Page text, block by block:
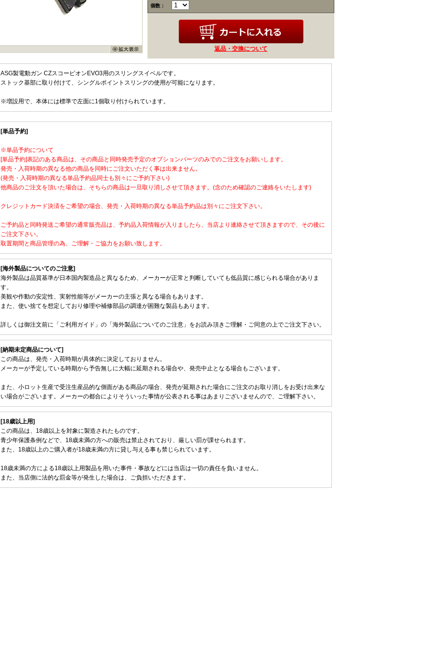
個数：
返品・交換について
ASG製電動ガン CZスコーピオンEVO3用のスリングスイベルです。
ストック基部に取り付けて、シングルポイントスリングの使用が可能になります。
※増設用で、本体には標準で左面に1個取り付けられています。
[単品予約]
※単品予約について
[単品予約]表記のある商品は、その商品と同時発売予定のオプションパーツのみでのご注文をお願いします。
発売・入荷時期の異なる他の商品を同時にご注文いただく事は出来ません。
(発売・入荷時期の異なる単品予約品同士も別々にご予約下さい)
他商品のご注文を頂いた場合は、そちらの商品は一旦取り消しさせて頂きます。(念のため確認のご連絡をいたします)
クレジットカード決済をご希望の場合、発売・入荷時期の異なる単品予約品は別々にご注文下さい。
ご予約品と同時発送ご希望の通常販売品は、予約品入荷情報が入りましたら、当店より連絡させて頂きますので、その後に
ご注文下さい。
取置期間と商品管理の為、ご理解・ご協力をお願い致します。
[海外製品についてのご注意]
海外製品は品質基準が日本国内製造品と異なるため、メーカーが正常と判断していても低品質に感じられる場合がありま
す。
美観や作動の安定性、実射性能等がメーカーの主張と異なる場合もあります。
また、使い捨てを想定しており修理や補修部品の調達が困難な製品もあります。
詳しくは御注文前に「ご利用ガイド」の「海外製品についてのご注意」をお読み頂きご理解・ご同意の上でご注文下さい。
[納期未定商品について]
この商品は、発売・入荷時期が具体的に決定しておりません。
メーカーが予定している時期から予告無しに大幅に延期される場合や、発売中止となる場合もございます。
また、小ロット生産で受注生産品的な側面がある商品の場合、発売が延期された場合にご注文のお取り消しをお受け出来な
い場合がございます。メーカーの都合によりそういった事情が公表される事はあまりございませんので、ご理解下さい。
[18歳以上用]
この商品は、18歳以上を対象に製造されたものです。
青少年保護条例などで、18歳未満の方への販売は禁止されており、厳しい罰が課せられます。
また、18歳以上のご購入者が18歳未満の方に貸し与える事も禁じられています。
18歳未満の方による18歳以上用製品を用いた事件・事故などには当店は一切の責任を負いません。
また、当店側に法的な罰金等が発生した場合は、ご負担いただきます。